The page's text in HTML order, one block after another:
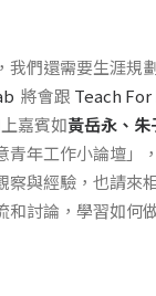
我們還需要生涯規
將會跟 Teach
嘉賓如黃岳永、朱
青年工作小論壇」
察與經驗，也請來
和討論，學習如何